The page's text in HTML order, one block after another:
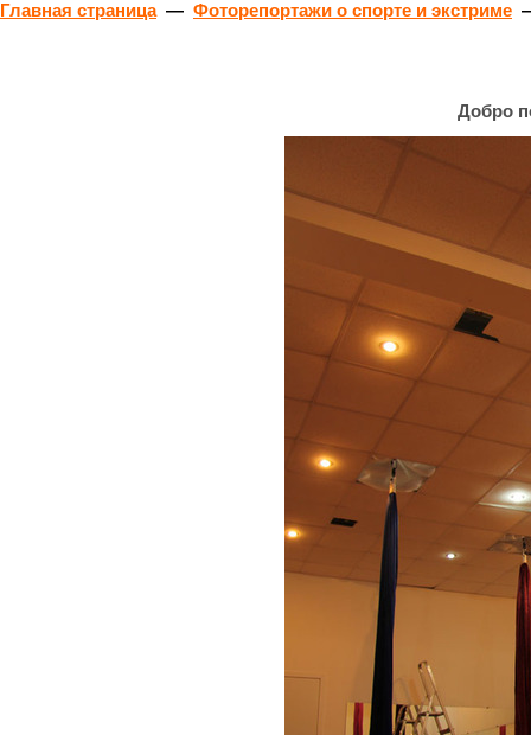
Главная страница— Фоторепортажи о спорте и экстриме
Добро